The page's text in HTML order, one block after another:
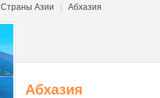
Страны Азии Абхазия
Абхазия